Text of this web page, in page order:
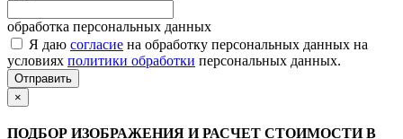
обработка персональных данных
Я даю согласие на обработку персональных данных на
условиях политики обработки персональных данных.
Отправить
×
ПОДБОР ИЗОБРАЖЕНИЯ И РАСЧЕТ СТОИМОСТИ В